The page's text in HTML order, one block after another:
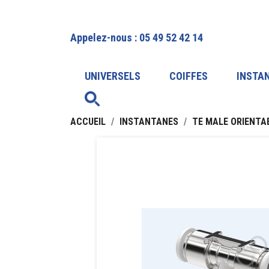
Appelez-nous : 05 49 52 42 14
UNIVERSELS COIFFES
ACCUEIL INSTANTANES TE MALE